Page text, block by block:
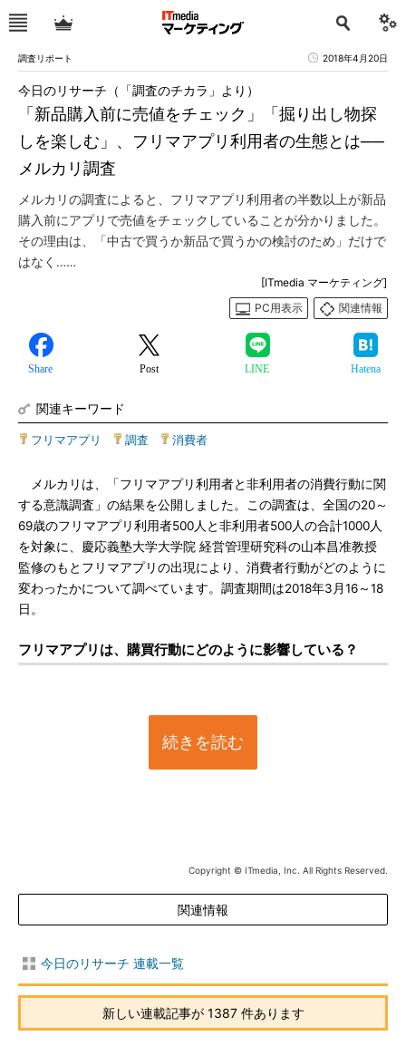
調査リポート 2018年4月20日
「新品購入前に売値をチェック」「掘り出し物探
しを楽しむ」、フリマアプリ利用者の生態とは──
メルカリ調査
今日のリサーチ（「調査のチカラ」より）
メルカリの調査によると、フリマアプリ利用者の半数以上が新品
購入前にアプリで売値をチェックしていることが分かりました。
その理由は、「中古で買うか新品で買うかの検討のため」だけで
はなく……
[ITmedia マーケティング]
PC用表示
関連情報
Share Post LINE Hatena
関連キーワード
フリマアプリ 調査 消費者
メルカリは、「フリマアプリ利用者と非利用者の消費行動に関
する意識調査」の結果を公開しました。この調査は、全国の20～
69歳のフリマアプリ利用者500人と非利用者500人の合計1000人
を対象に、慶応義塾大学大学院 経営管理研究科の山本昌准教授
監修のもとフリマアプリの出現により、消費者行動がどのように
変わったかについて調べています。調査期間は2018年3月16～18
日。
フリマアプリは、購買行動にどのように影響している？
続きを読む
Copyright © ITmedia, Inc. All Rights Reserved.
関連情報
今日のリサーチ 連載一覧
新しい連載記事が 1387 件あります